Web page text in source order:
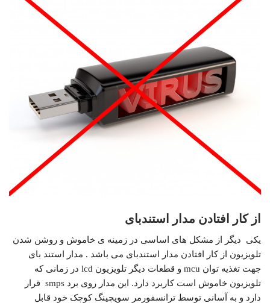
از کار افتادن مدار استندبای
یکی دیگر از مشکل های اساسی در زمینه ی خاموش و روشن شدن
تلویزیون از کار افتادن مدار استندبای می باشد . مدار استند بای
جهت تغذیه توان mcu و قطعات دیگر تلویزیون lcd در زمانی که
تلویزیون خاموش است کاربرد دارد. این مدار روی برد smps قرار
دارد و به آسانی توسط ترانسفورمر سویچینگ کوچک خود قابل